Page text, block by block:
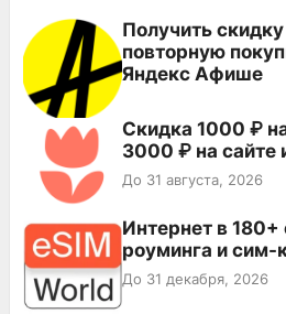
Получить
повторную
Яндекс Афише
Скидка 1000 ₽
3000 ₽ на сайте
До 31 августа, 2026
Интернет в 180+
роуминга и сим-
До 31 декабря, 2026